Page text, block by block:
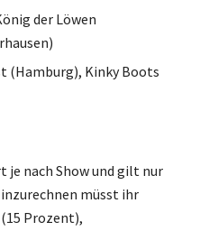
der Löwen
(Hamburg), Kinky Boots
je nach Show und gilt nur
müsst ihr
Prozent),